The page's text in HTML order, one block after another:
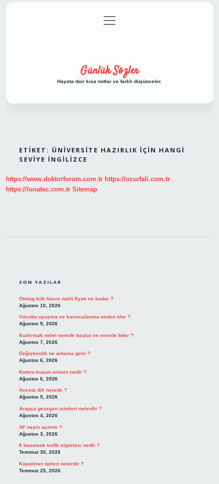
Gizlilik Politikası
menüyü
aç
Günlük Sözler
Hayata dair kısa notlar ve farklı düşünceler.
ETIKET: ÜNIVERSITE HAZIRLIK IÇIN HANGI
SEVIYE İNGILIZCE
https://www.doktorforum.com.tr https://ozurfali.com.tr
https://lunatec.com.tr Sitemap
SON YAZILAR
Otolog kök hücre nakli fiyatı ne kadar ?
Ağustos 10, 2026
Vücutta uyuşma ve karıncalanma neden olur ?
Ağustos 9, 2026
Kızılırmak nehri nerede başlar ve nerede biter ?
Ağustos 7, 2026
Değişkenlik ne anlama gelir ?
Ağustos 6, 2026
Kumru kuşun anlamı nedir ?
Ağustos 6, 2026
Avesta dili nerede ?
Ağustos 5, 2026
Arapça gezegen isimleri nelerdir ?
Ağustos 4, 2026
AF neyin açılımı ?
Ağustos 3, 2026
8 basamak trafik sigortası nedir ?
Temmuz 30, 2026
Kopolimer türleri nelerdir ?
Temmuz 25, 2026